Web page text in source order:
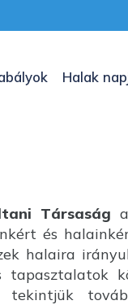
Halak
Társaság
és
halaira
tapasztalatok
tekintjük